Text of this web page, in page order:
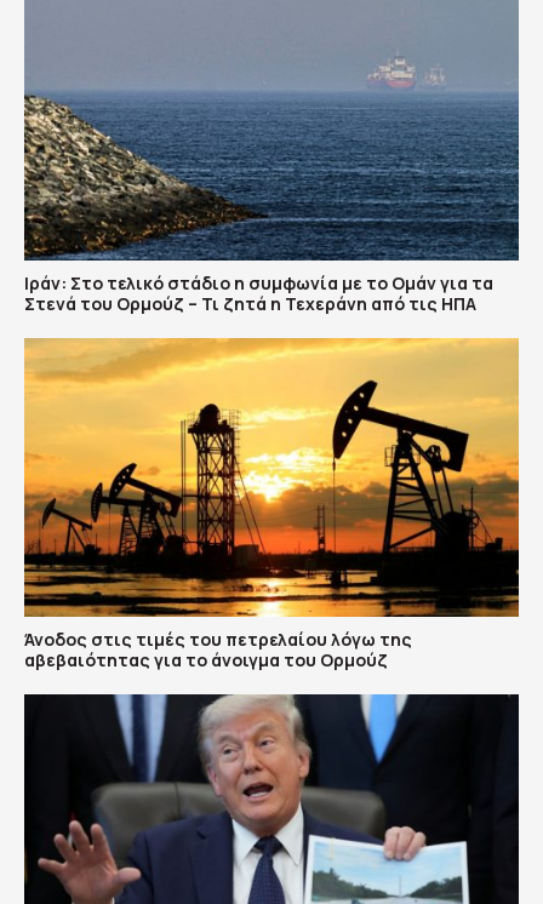
Ιράν: Στο τελικό στάδιο η συμφωνία με το Ομάν για τα
Στενά του Ορμούζ – Τι ζητά η Τεχεράνη από τις ΗΠΑ
Άνοδος στις τιμές του πετρελαίου λόγω της
αβεβαιότητας για το άνοιγμα του Ορμούζ